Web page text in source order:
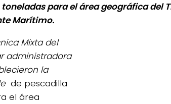
toneladas para el área geográfica del
Marítimo.
Mixta del
administradora
la
de pescadilla
el área